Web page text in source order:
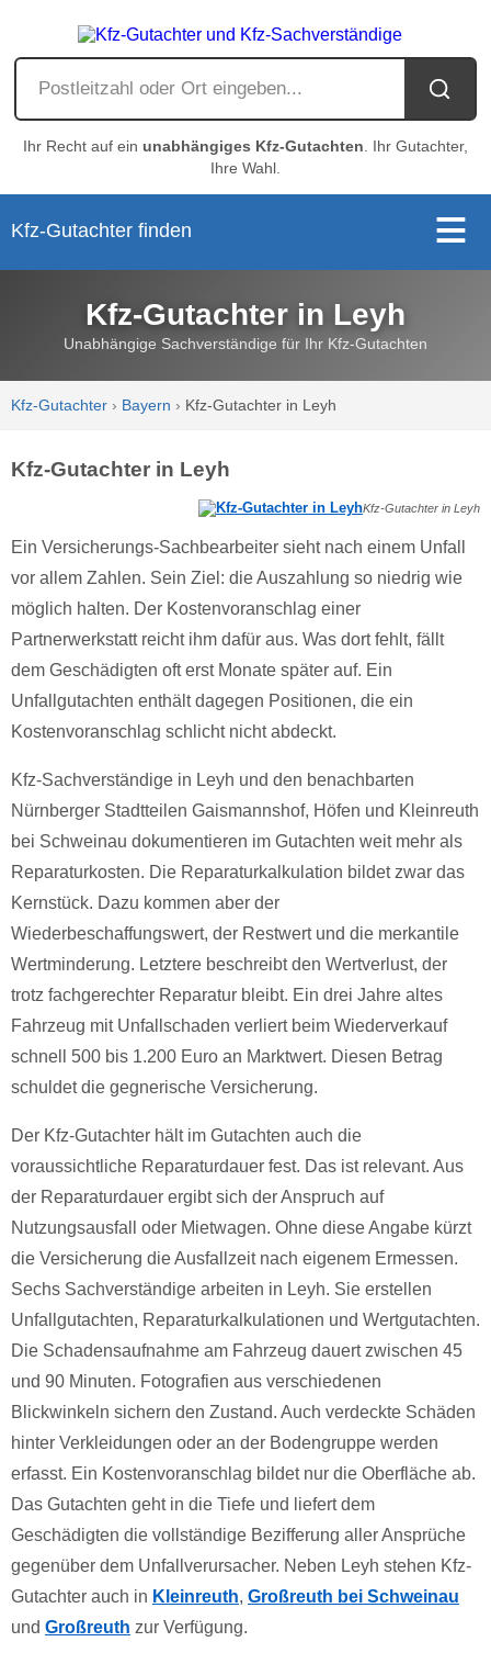
Ihr Recht auf ein unabhängiges Kfz-Gutachten . Ihr Gutachter,
Ihre Wahl.
Kfz-Gutachter finden
Kfz-Gutachter in Leyh
Unabhängige Sachverständige für Ihr Kfz-Gutachten
Kfz-Gutachter › Bayern › Kfz-Gutachter in Leyh
Kfz-Gutachter in Leyh
Kfz-Gutachter in Leyh
Ein Versicherungs-Sachbearbeiter sieht nach einem Unfall
vor allem Zahlen. Sein Ziel: die Auszahlung so niedrig wie
möglich halten. Der Kostenvoranschlag einer
Partnerwerkstatt reicht ihm dafür aus. Was dort fehlt, fällt
dem Geschädigten oft erst Monate später auf. Ein
Unfallgutachten enthält dagegen Positionen, die ein
Kostenvoranschlag schlicht nicht abdeckt.
Kfz-Sachverständige in Leyh und den benachbarten
Nürnberger Stadtteilen Gaismannshof, Höfen und Kleinreuth
bei Schweinau dokumentieren im Gutachten weit mehr als
Reparaturkosten. Die Reparaturkalkulation bildet zwar das
Kernstück. Dazu kommen aber der
Wiederbeschaffungswert, der Restwert und die merkantile
Wertminderung. Letztere beschreibt den Wertverlust, der
trotz fachgerechter Reparatur bleibt. Ein drei Jahre altes
Fahrzeug mit Unfallschaden verliert beim Wiederverkauf
schnell 500 bis 1.200 Euro an Marktwert. Diesen Betrag
schuldet die gegnerische Versicherung.
Der Kfz-Gutachter hält im Gutachten auch die
voraussichtliche Reparaturdauer fest. Das ist relevant. Aus
der Reparaturdauer ergibt sich der Anspruch auf
Nutzungsausfall oder Mietwagen. Ohne diese Angabe kürzt
die Versicherung die Ausfallzeit nach eigenem Ermessen.
Sechs Sachverständige arbeiten in Leyh. Sie erstellen
Unfallgutachten, Reparaturkalkulationen und Wertgutachten.
Die Schadensaufnahme am Fahrzeug dauert zwischen 45
und 90 Minuten. Fotografien aus verschiedenen
Blickwinkeln sichern den Zustand. Auch verdeckte Schäden
hinter Verkleidungen oder an der Bodengruppe werden
erfasst. Ein Kostenvoranschlag bildet nur die Oberfläche ab.
Das Gutachten geht in die Tiefe und liefert dem
Geschädigten die vollständige Bezifferung aller Ansprüche
gegenüber dem Unfallverursacher. Neben Leyh stehen Kfz-
Gutachter auch in Kleinreuth, Großreuth bei Schweinau
und Großreuth zur Verfügung.